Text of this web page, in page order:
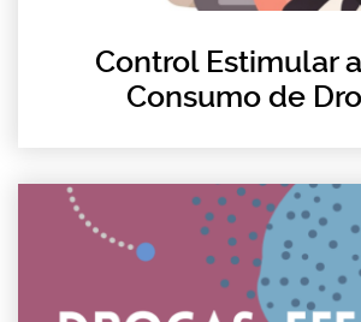
Control Estimular
Consumo de